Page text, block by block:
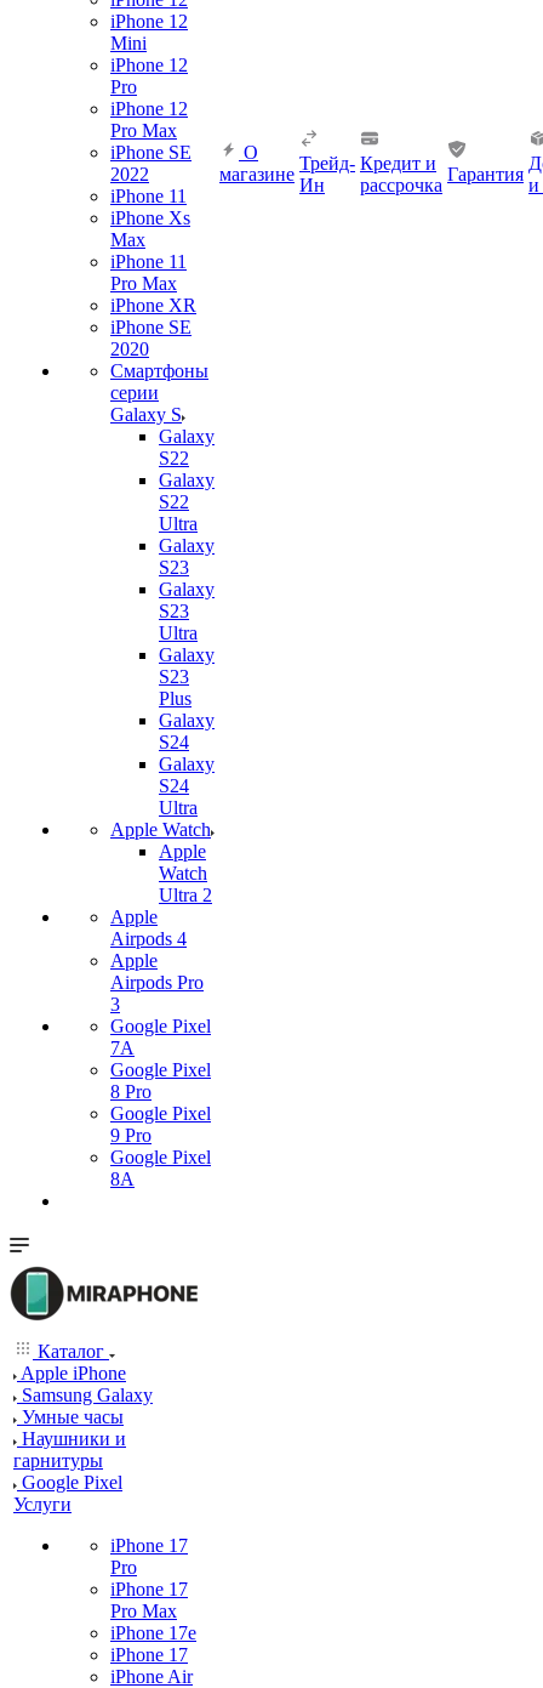
iPhone 12
Mini
iPhone 12
Pro
iPhone 12
Pro Max
iPhone SE
2022
iPhone 11
iPhone Xs
Max
iPhone 11
Pro Max
iPhone XR
iPhone SE
2020
Смартфоны
серии
Galaxy S
Galaxy
S22
Galaxy
S22
Ultra
Galaxy
S23
Galaxy
S23
Ultra
Galaxy
S23
Plus
Galaxy
S24
Galaxy
S24
Ultra
Apple Watch
Apple
Watch
Ultra 2
Apple
Airpods 4
Apple
Airpods Pro
3
Google Pixel
7А
Google Pixel
8 Pro
Google Pixel
9 Pro
Google Pixel
8A
О
магазине
Трейд-
Ин
Кредит и
рассрочка
Гарантия
и
Каталог
Apple iPhone
Samsung Galaxy
Умные часы
Наушники и
гарнитуры
Google Pixel
Услуги
iPhone 17
Pro
iPhone 17
Pro Max
iPhone 17e
iPhone 17
iPhone Air